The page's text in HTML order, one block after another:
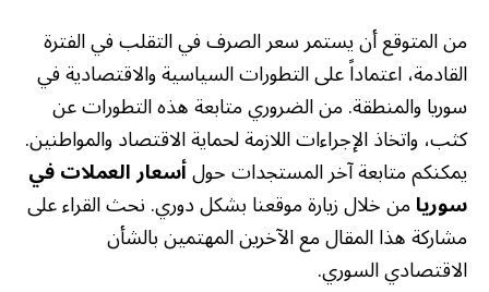
من المتوقع أن يستمر سعر الصرف في التقلب في الفترة
القادمة، اعتماداً على التطورات السياسية والاقتصادية في
سوريا والمنطقة. من الضروري متابعة هذه التطورات عن
كثب، واتخاذ الإجراءات اللازمة لحماية الاقتصاد والمواطنين.
يمكنكم متابعة آخر المستجدات حولأسعار العملات في
سوريامن خلال زيارة موقعنا بشكل دوري. نحث القراء على
مشاركة هذا المقال مع الآخرين المهتمين بالشأن
الاقتصادي السوري.